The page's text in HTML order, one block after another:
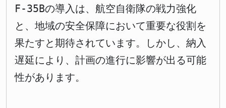
F-35Bの導入は、航空自衛隊の戦力強化
と、地域の安全保障において重要な役割を
果たすと期待されています。しかし、納入
遅延により、計画の進行に影響が出る可能
性があります。